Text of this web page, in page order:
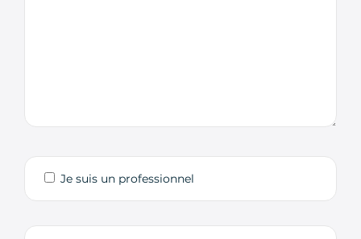
Je suis un professionnel